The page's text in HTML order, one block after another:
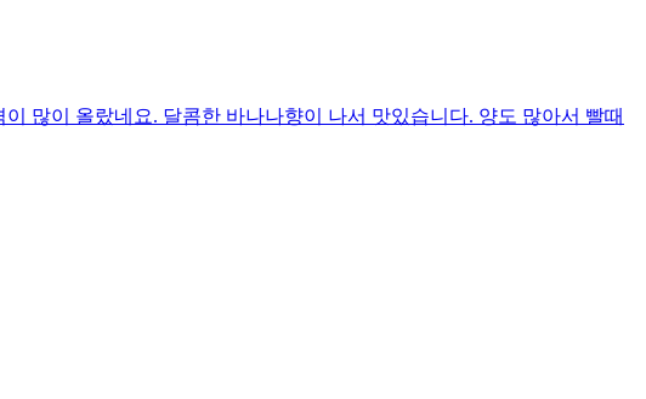
많이 올랐네요. 달콤한 바나나향이 나서 맛있습니다. 양도 많아서 빨때